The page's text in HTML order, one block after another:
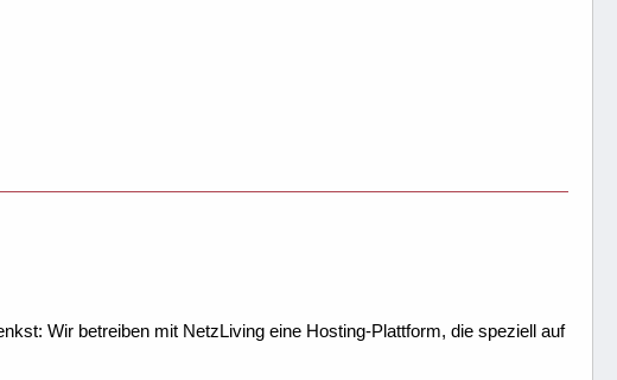
Wir betreiben mit NetzLiving eine Hosting-Plattform, die speziell auf